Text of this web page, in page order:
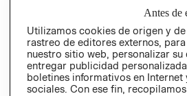
POLÍTICA
EMPRESARIAL
Antes de
Utilizamos cookies de origen y
rastreo de editores externos,
nuestro sitio web, personalizar
entregar publicidad
boletines informativos en
sociales. Con ese fin,